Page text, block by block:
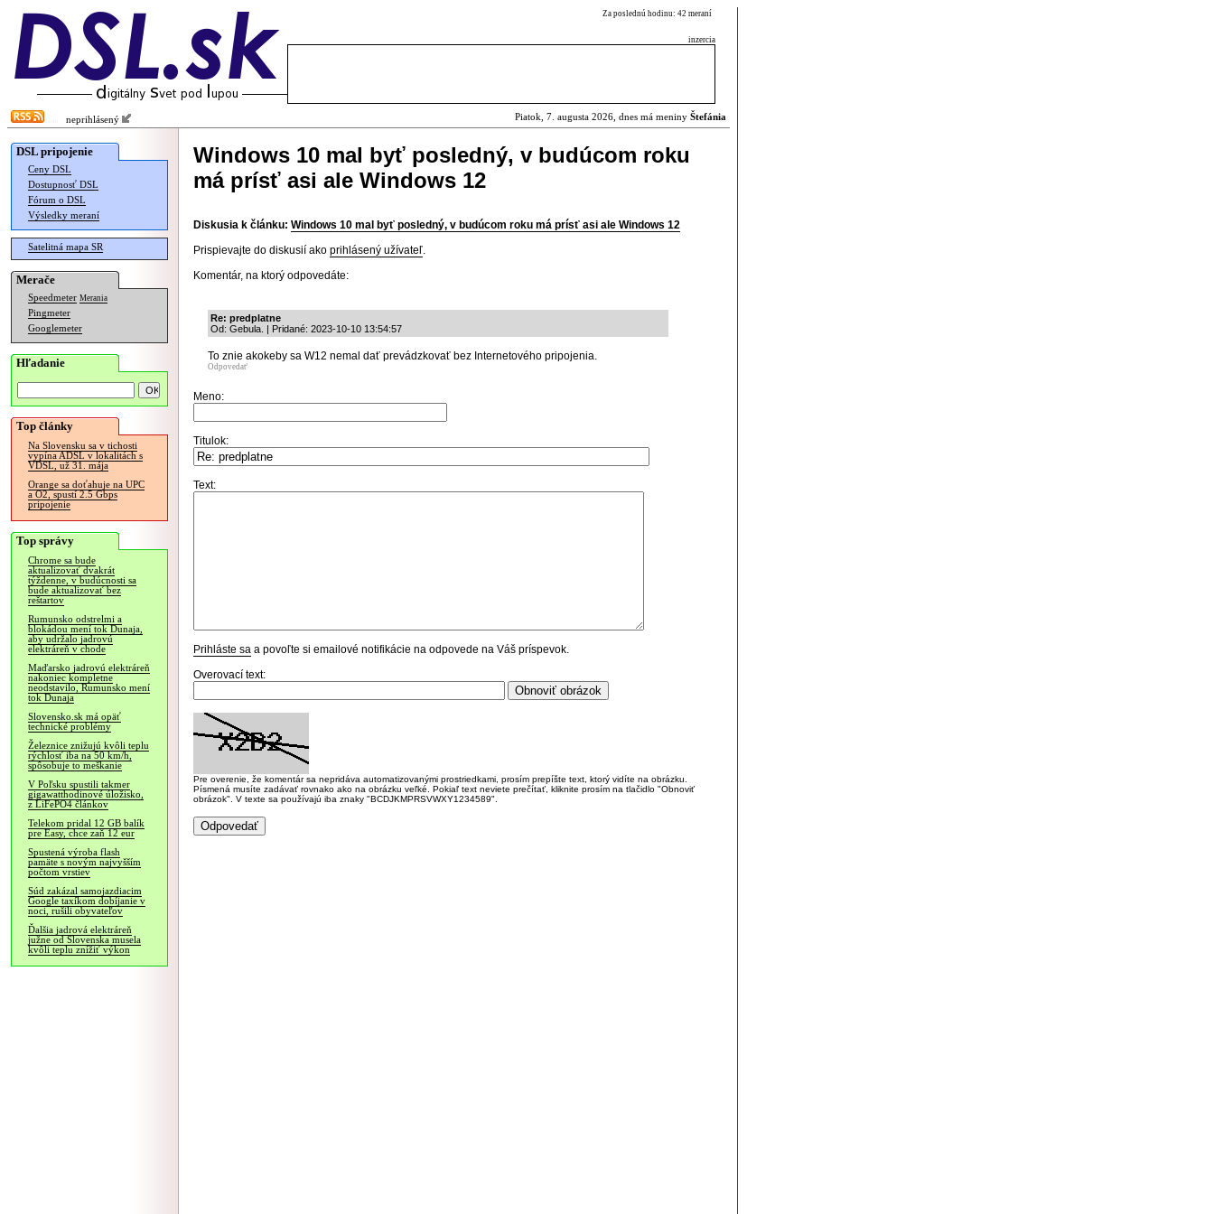
Za poslednú hodinu: 42 meraní
inzercia
neprihlásený Piatok, 7. augusta 2026, dnes má meniny Štefánia
DSL pripojenie
Ceny DSL
Dostupnosť DSL
Fórum o DSL
Výsledky meraní
Satelitná mapa SR
Merače
Speedmeter Merania
Pingmeter
Googlemeter
Hľadanie
Top články
Na Slovensku sa v tichosti
vypína ADSL v lokalitách s
VDSL, už 31. mája
Orange sa doťahuje na UPC
a O2, spustí 2.5 Gbps
pripojenie
Top správy
Chrome sa bude
aktualizovať dvakrát
týždenne, v budúcnosti sa
bude aktualizovať bez
reštartov
Rumunsko odstrelmi a
blokádou mení tok Dunaja,
aby udržalo jadrovú
elektráreň v chode
Maďarsko jadrovú elektráreň
nakoniec kompletne
neodstavilo, Rumunsko mení
tok Dunaja
Slovensko.sk má opäť
technické problémy
Železnice znižujú kvôli teplu
rýchlosť iba na 50 km/h,
spôsobuje to meškanie
V Poľsku spustili takmer
gigawatthodinové úložisko,
z LiFePO4 článkov
Telekom pridal 12 GB balík
pre Easy, chce zaň 12 eur
Spustená výroba flash
pamäte s novým najvyšším
počtom vrstiev
Súd zakázal samojazdiacim
Google taxíkom dobíjanie v
noci, rušili obyvateľov
Ďalšia jadrová elektráreň
južne od Slovenska musela
kvôli teplu znížiť výkon
Windows 10 mal byť posledný, v budúcom roku
má prísť asi ale Windows 12
Diskusia k článku: Windows 10 mal byť posledný, v budúcom roku má prísť asi ale Windows 12
Prispievajte do diskusií ako prihlásený užívateľ.
Komentár, na ktorý odpovedáte:
Re: predplatne
Od: Gebula. | Pridané: 2023-10-10 13:54:57
To znie akokeby sa W12 nemal dať prevádzkovať bez Internetového pripojenia.
Odpovedať
Meno:
Titulok:
Text:
Prihláste sa a povoľte si emailové notifikácie na odpovede na Váš príspevok.
Overovací text:
Pre overenie, že komentár sa nepridáva automatizovanými prostriedkami, prosím prepíšte text, ktorý vidíte na obrázku.
Písmená musíte zadávať rovnako ako na obrázku veľké. Pokiaľ text neviete prečítať, kliknite prosím na tlačidlo "Obnoviť
obrázok". V texte sa používajú iba znaky "BCDJKMPRSVWXY1234589".